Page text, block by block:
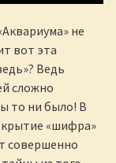
не
вот эта
Ведь
сложно
то ни было! В
«шифра»
совершенно